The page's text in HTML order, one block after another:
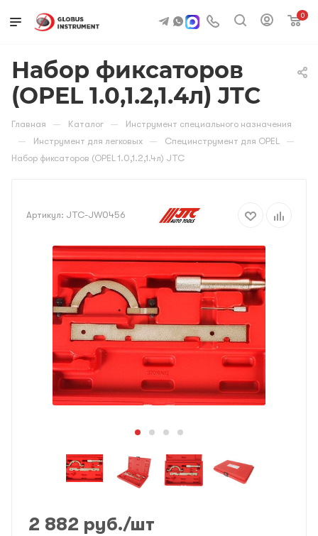
0
Набор фиксаторов
(OPEL 1.0,1.2,1.4л) JTC
Главная — Каталог — Инструмент специального назначения
— Инструмент для легковых — Специнструмент для OPEL —
Набор фиксаторов (OPEL 1.0,1.2,1.4л) JTC
Артикул: JTC-JW0456
2 882 руб./шт